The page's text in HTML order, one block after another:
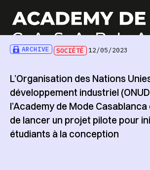
ARCHIVE SOCIÉTÉ 12/05/2023
L’Organisation des Nations
développement industriel
l’Academy de Mode
de lancer un projet pilote pour
étudiants à la conception